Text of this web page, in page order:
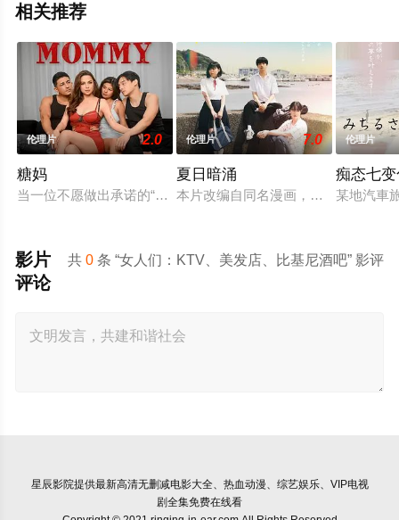
相关推荐
伦理片 2.0
糖妈
当一位不愿做出承诺的“糖妈”收留了她的三个“糖宝”时，嫉妒之
伦理片 7.0
夏日暗涌
本片改编自同名漫画，讲述了生活在
伦理片
痴态七
某地汽車
共0 条 “女人们：KTV、美发店、比基尼酒吧” 影评
影片
评论
星辰影院提供最新高清无删减电影大全、热血动漫、综艺娱乐、VIP电视
剧全集免费在线看